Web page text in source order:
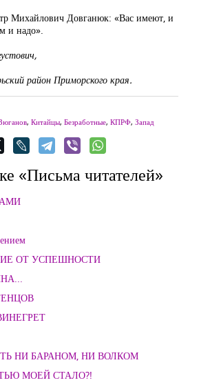
Михайлович Довганюк: «Вас имеют, и
и надо».
район Приморского края.
, Китайцы, Безработные, КПРФ, Запад
«Письма читателей»
ОТ УСПЕШНОСТИ
НИ БАРАНОМ, НИ ВОЛКОМ
МОЕЙ СТАЛО?!